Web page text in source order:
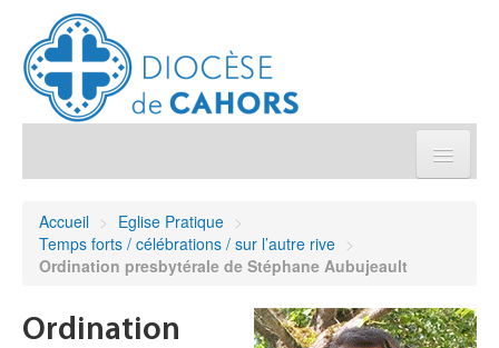
Démarches et sacrements
Sanctuaires & Pélerinages
Accueil > Eglise Pratique >
Temps forts / célébrations / sur l’autre rive >
Ordination presbytérale de Stéphane Aubujeault
Ordination